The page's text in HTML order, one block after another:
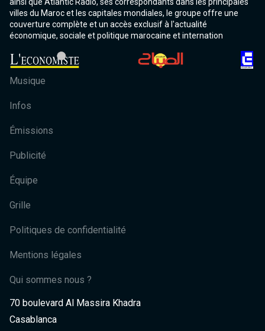
Tan-Tan 95.2
Tafraout 104.9
villes du Maroc et les capitales mondiales, le groupe offre une
couverture complète et un accès exclusif à l'actualité
économique, sociale et politique marocaine et internation
Musique
Infos
Émissions
Publicité
Équipe
Grille
Politiques de confidentialité
Mentions légales
Qui sommes nous ?
70 boulevard Al Massira Khadra
Casablanca